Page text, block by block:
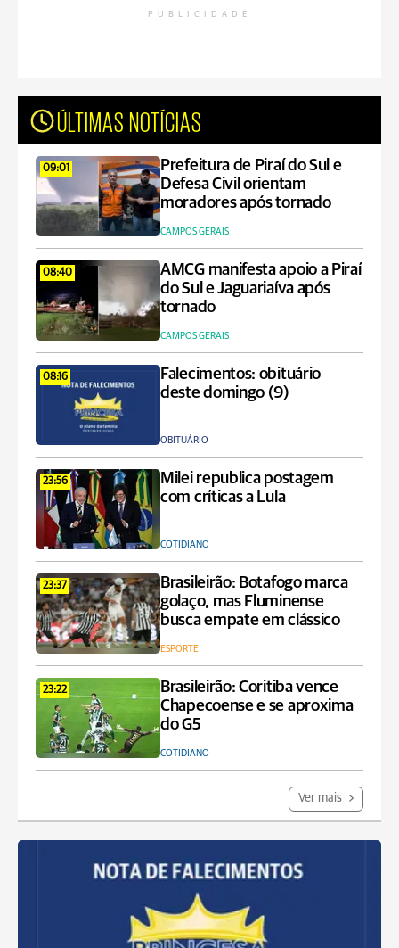
PUBLICIDADE
ÚLTIMAS NOTÍCIAS
09:01
Prefeitura de Piraí do Sul e
Defesa Civil orientam
moradores após tornado
CAMPOS GERAIS
08:40
AMCG manifesta apoio a Piraí
do Sul e Jaguariaíva após
tornado
CAMPOS GERAIS
08:16
Falecimentos: obituário
deste domingo (9)
OBITUÁRIO
23:56
Milei republica postagem
com críticas a Lula
COTIDIANO
23:37
Brasileirão: Botafogo marca
golaço, mas Fluminense
busca empate em clássico
ESPORTE
23:22
Brasileirão: Coritiba vence
Chapecoense e se aproxima
do G5
COTIDIANO
Ver mais